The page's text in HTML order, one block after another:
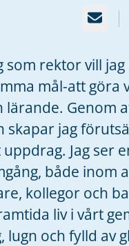
E-post
som rektor vill
mål-att göra
lärande. Genom
skapar jag
uppdrag. Jag ser
både inom
kollegor och
liv i vårt
lugn och fylld av